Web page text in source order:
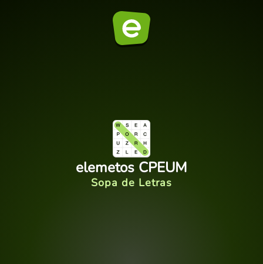
elemetos CPEUM
Sopa de Letras